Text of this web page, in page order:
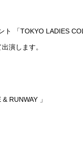
「TOKYO LADIES
演します。
RUNWAY 」